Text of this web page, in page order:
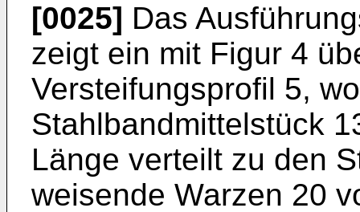
[0025] Das
zeigt ein mit Figur 4
Versteifungsprofil 5,
Stahlbandmittelstück
Länge verteilt zu den
weisende Warzen 20